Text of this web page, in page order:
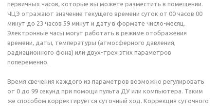
первичных часов, которые вы можете разместить в помещении.
ЧЦЭ отражают значение текущего времени суток от 00 часов 00
минут до 23 часов 59 минут и дату в формате число-месяц.
Электронные часы могут работать в режиме отображения
времени, даты, температуры (атмосферного давления,
радиационного фона) или двух-трех этих параметров
попеременно.
Время свечения каждого из параметров возможно регулировать
от 0 до 99 секунд при помощи пульта ДУ или компьютера. Таким
же способом корректируется суточный ход. Коррекция суточного